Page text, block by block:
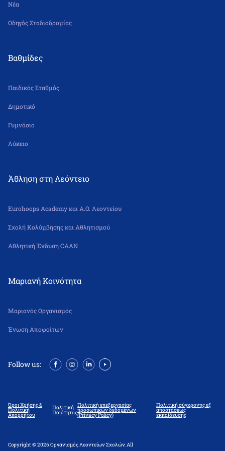
Νέα
Οδηγός Σταδιοδρομίας
Βαθμίδες
Παιδικός Σταθμός
Δημοτικό
Γυμνάσιο
Λύκειο
Άθληση στη Λεόντειο
Eurohoops Academy και Α.Ο. Λεοντείου
Σχολή Κολύμβησης και Αθλητισμού
Αθλητική Ένδυση CAAN
Μαριανή Κοινότητα
Μαριανός Οργανισμός
Ένωση Αποφοίτων
Follow us:
Copyright © 2026 Οργανισμός Λεοντείων Σχολών. All
Όροι Χρήσης &
Πολιτική
Απορρήτου
Πολιτική
Ποιότητας
Πολιτική επεξεργασίας
προσωπικών δεδομένων
(Privacy Policy)
Πολιτική σύγχρονης εξ
αποστάσεως
εκπαίδευσης